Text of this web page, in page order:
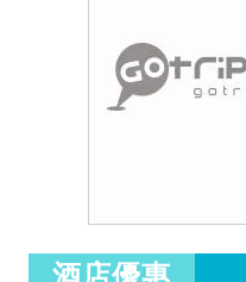
酒店優惠